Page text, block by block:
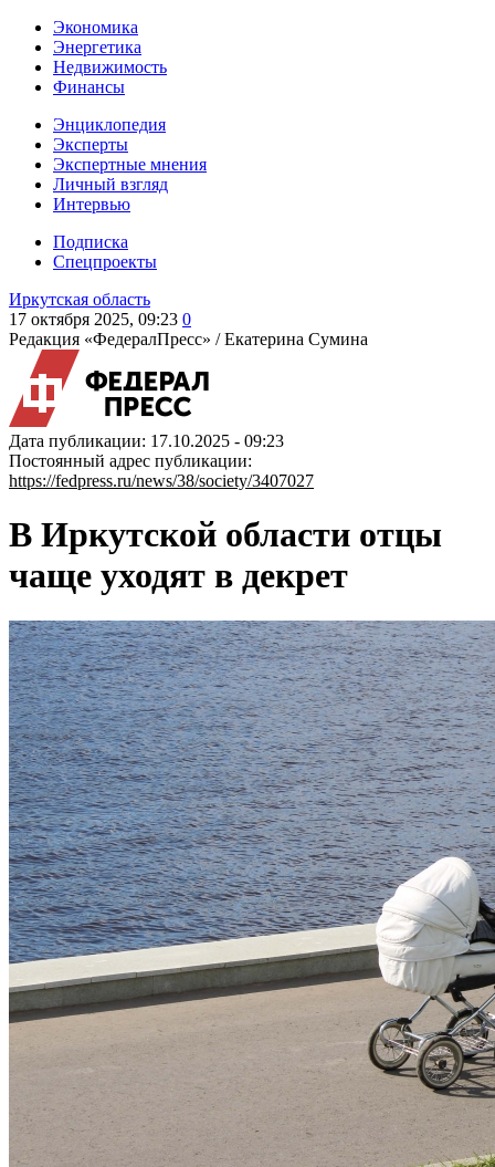
Экономика
Энергетика
Недвижимость
Финансы
Энциклопедия
Эксперты
Экспертные мнения
Личный взгляд
Интервью
Подписка
Спецпроекты
Иркутская область
17 октября 2025, 09:23 0
Редакция «ФедералПресс» /Екатерина Сумина
Дата публикации: 17.10.2025 - 09:23
Постоянный адрес публикации:
https://fedpress.ru/news/38/society/3407027
В Иркутской области отцы
чаще уходят в декрет